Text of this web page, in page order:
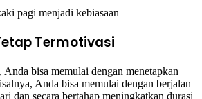
Termotivasi
bisa memulai dengan menetapkan
Anda bisa memulai dengan berjalan
dan secara bertahap meningkatkan durasi